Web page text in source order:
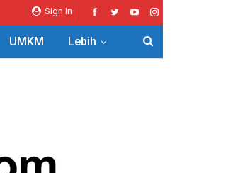
Sign In
UMKM Lebih